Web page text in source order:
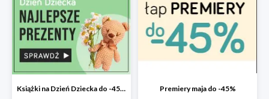
Książki na Dzień Dziecka do -45% Premiery maja do -45%